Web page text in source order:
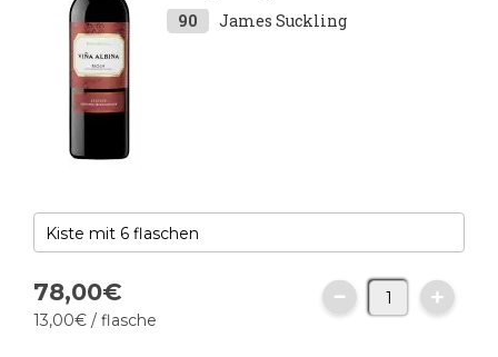
90 James Suckling
78,00€
13,00€ / flasche